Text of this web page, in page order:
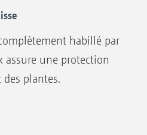
habillé par
assure une protection
des plantes.